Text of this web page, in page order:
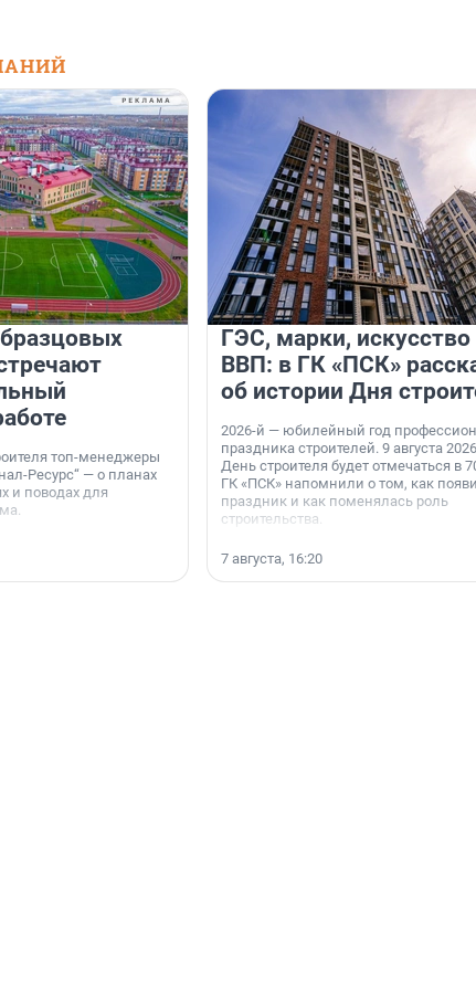
топ-менеджеры
Ресурс“ — о планах
и поводах для
ГЭС, марки, искусство
ВВП: в ГК «ПСК»
об истории Дня
2026-й — юбилейный год
праздника строителей. 9 августа
День строителя будет отмечаться в
ГК «ПСК» напомнили о том, как
праздник и как поменялась роль
строительства.
7 августа, 16:20